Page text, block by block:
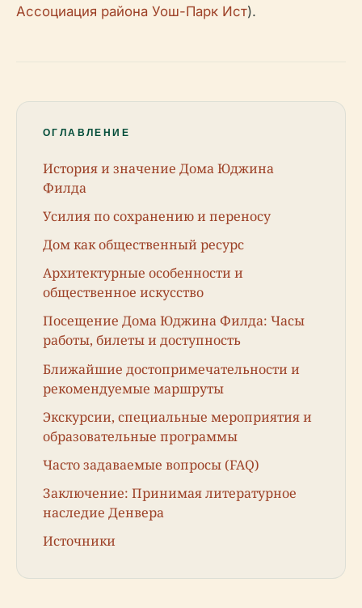
Ассоциация района Уош-Парк Ист).
ОГЛАВЛЕНИЕ
История и значение Дома Юджина
Филда
Усилия по сохранению и переносу
Дом как общественный ресурс
Архитектурные особенности и
общественное искусство
Посещение Дома Юджина Филда: Часы
работы, билеты и доступность
Ближайшие достопримечательности и
рекомендуемые маршруты
Экскурсии, специальные мероприятия и
образовательные программы
Часто задаваемые вопросы (FAQ)
Заключение: Принимая литературное
наследие Денвера
Источники